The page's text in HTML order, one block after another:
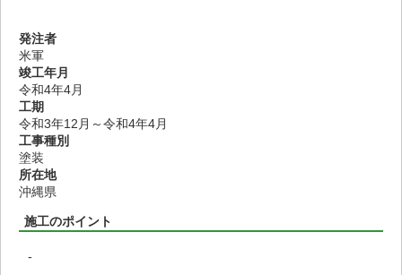
発注者
米軍
竣工年月
令和4年4月
工期
令和3年12月～令和4年4月
工事種別
塗装
所在地
沖縄県
施工のポイント
-